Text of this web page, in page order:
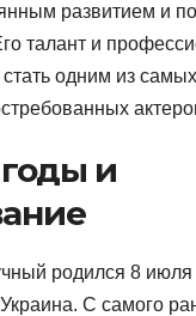
развитием и
талант и
одним из самых
и
родился 8 июля
С самого